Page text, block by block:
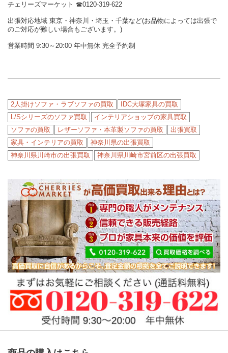
チェリーズマーケット ☎︎0120-319-622
出張対応地域 東京・神奈川・埼玉・千葉など(お品物によっては出張で
のご対応が難しい場合もございます。)
営業時間 9:30～20:00 年中無休 完全予約制
2人掛けソファ・ラブソファの買取
IDC大塚家具の買取
L/Sシリーズのソファ買取
インテリアショップの家具買取
ソファの買取
レザーソファ・本革製ソファの買取
出張買取
家具・インテリアの買取
神奈川県の出張買取
神奈川県川崎市の出張買取
神奈川県川崎市宮前区の出張買取